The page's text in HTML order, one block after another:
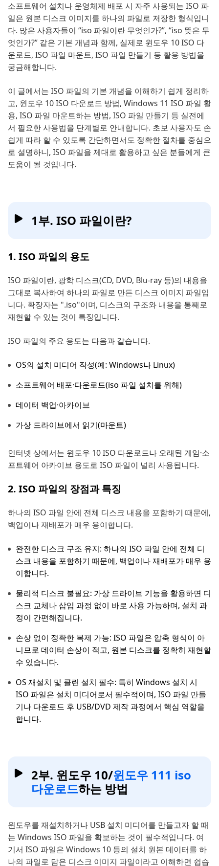
소프트웨어 설치나 운영체제 배포 시 자주 사용되는 ISO 파
일은 원본 디스크 이미지를 하나의 파일로 저장한 형식입니
다. 많은 사용자들이 “iso 파일이란 무엇인가?”, “iso 뜻은 무
엇인가?” 같은 기본 개념과 함께, 실제로 윈도우 10 ISO 다
운로드, ISO 파일 마운트, ISO 파일 만들기 등 활용 방법을
궁금해합니다.
이 글에서는 ISO 파일의 기본 개념을 이해하기 쉽게 정리하
고, 윈도우 10 ISO 다운로드 방법, Windows 11 ISO 파일 활
용, ISO 파일 마운트하는 방법, ISO 파일 만들기 등 실전에
서 필요한 사용법을 단계별로 안내합니다. 초보 사용자도 손
쉽게 따라 할 수 있도록 간단하면서도 정확한 절차를 중심으
로 설명하니, ISO 파일을 제대로 활용하고 싶은 분들에게 큰
도움이 될 것입니다.
1부. ISO 파일이란?
1. ISO 파일의 용도
ISO 파일이란, 광학 디스크(CD, DVD, Blu-ray 등)의 내용을
그대로 복사하여 하나의 파일로 만든 디스크 이미지 파일입
니다. 확장자는 ".iso"이며, 디스크의 구조와 내용을 통째로
재현할 수 있는 것이 특징입니다.
ISO 파일의 주요 용도는 다음과 같습니다.
OS의 설치 미디어 작성(예: Windows나 Linux)
소프트웨어 배포·다운로드(iso 파일 설치를 위해)
데이터 백업·아카이브
가상 드라이브에서 읽기(마운트)
인터넷 상에서는 윈도우 10 ISO 다운로드나 오래된 게임·소
프트웨어 아카이브 용도로 ISO 파일이 널리 사용됩니다.
2. ISO 파일의 장점과 특징
하나의 ISO 파일 안에 전체 디스크 내용을 포함하기 때문에,
백업이나 재배포가 매우 용이합니다.
완전한 디스크 구조 유지: 하나의 ISO 파일 안에 전체 디
스크 내용을 포함하기 때문에, 백업이나 재배포가 매우 용
이합니다.
물리적 디스크 불필요: 가상 드라이브 기능을 활용하면 디
스크 교체나 삽입 과정 없이 바로 사용 가능하며, 설치 과
정이 간편해집니다.
손상 없이 정확한 복제 가능: ISO 파일은 압축 형식이 아
니므로 데이터 손상이 적고, 원본 디스크를 정확히 재현할
수 있습니다.
OS 재설치 및 클린 설치 필수: 특히 Windows 설치 시
ISO 파일은 설치 미디어로서 필수적이며, ISO 파일 만들
기나 다운로드 후 USB/DVD 제작 과정에서 핵심 역할을
합니다.
2부. 윈도우 10/윈도우 111 iso
다운로드하는 방법
윈도우를 재설치하거나 USB 설치 미디어를 만들고자 할 때
는 Windows ISO 파일을 확보하는 것이 필수적입니다. 여
기서 ISO 파일은 Windows 10 등의 설치 원본 데이터를 하
나의 파일로 담은 디스크 이미지 파일이라고 이해하면 쉽습